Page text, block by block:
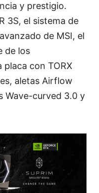
y prestigio.
3S, el sistema de
de MSI, el
de los
con TORX
aletas Airflow
Wave-curved 3.0 y